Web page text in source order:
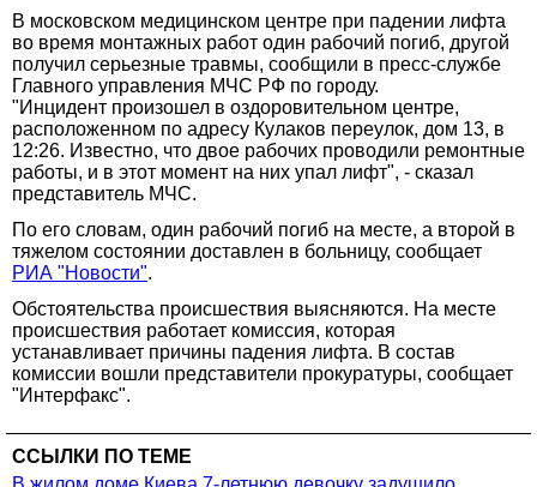
В московском медицинском центре при падении лифта
во время монтажных работ один рабочий погиб, другой
получил серьезные травмы, сообщили в пресс-службе
Главного управления МЧС РФ по городу.
"Инцидент произошел в оздоровительном центре,
расположенном по адресу Кулаков переулок, дом 13, в
12:26. Известно, что двое рабочих проводили ремонтные
работы, и в этот момент на них упал лифт", - сказал
представитель МЧС.
По его словам, один рабочий погиб на месте, а второй в
тяжелом состоянии доставлен в больницу, сообщает
РИА "Новости".
Обстоятельства происшествия выясняются. На месте
происшествия работает комиссия, которая
устанавливает причины падения лифта. В состав
комиссии вошли представители прокуратуры, сообщает
"Интерфакс".
ССЫЛКИ ПО ТЕМЕ